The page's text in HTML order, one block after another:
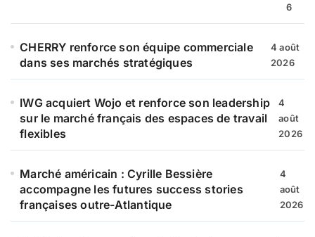
6
CHERRY renforce son équipe commerciale
dans ses marchés stratégiques
4 août
2026
IWG acquiert Wojo et renforce son leadership
sur le marché français des espaces de travail
flexibles
4
août
2026
Marché américain : Cyrille Bessière
accompagne les futures success stories
françaises outre-Atlantique
4
août
2026